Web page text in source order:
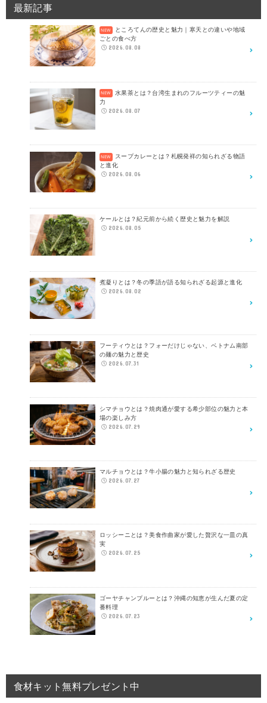
最新記事
ところてんの歴史と魅力｜寒天との違いや地域
ごとの食べ方
2026.08.08
水果茶とは？台湾生まれのフルーツティーの魅
力
2026.08.07
スープカレーとは？札幌発祥の知られざる物語
と進化
2026.08.06
ケールとは？紀元前から続く歴史と魅力を解説
2026.08.05
煮凝りとは？冬の季語が語る知られざる起源と進化
2026.08.02
フーティウとは？フォーだけじゃない、ベトナム南部
の麺の魅力と歴史
2026.07.31
シマチョウとは？焼肉通が愛する希少部位の魅力と本
場の楽しみ方
2026.07.29
マルチョウとは？牛小腸の魅力と知られざる歴史
2026.07.27
ロッシーニとは？美食作曲家が愛した贅沢な一皿の真
実
2026.07.25
ゴーヤチャンプルーとは？沖縄の知恵が生んだ夏の定
番料理
2026.07.23
食材キット無料プレゼント中